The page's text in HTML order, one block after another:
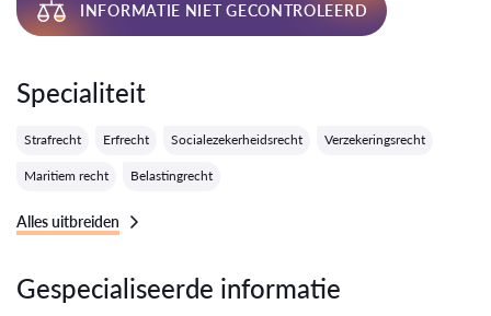
INFORMATIE NIET GECONTROLEERD
Specialiteit
Strafrecht Erfrecht Socialezekerheidsrecht Verzekeringsrecht
Maritiem recht Belastingrecht
Alles uitbreiden
Gespecialiseerde informatie